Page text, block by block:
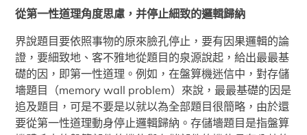
從第一性道理角度思慮，并停止細致的邏輯歸納
界說題目要依照事物的原來臉孔停止，要有因果邏輯的論
證，要細致地、客不雅地從題目的泉源說起，給出最最基
礎的因，即第一性道理。例如，在盤算機迷信中，對存儲
墻題目（memory wall problem）來說，最最基礎的因是
追及題目，可是不要是以就以為全部題目很簡略，由於還
要從第一性道理動身停止邏輯歸納。存儲墻題目是指盤算